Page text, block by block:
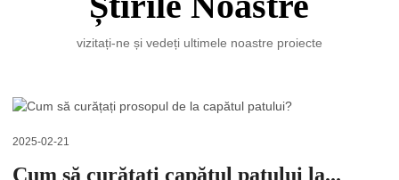
vizitați-ne și vedeți ultimele noastre proiecte
2025-02-21
Cum să curățați capătul patului la...